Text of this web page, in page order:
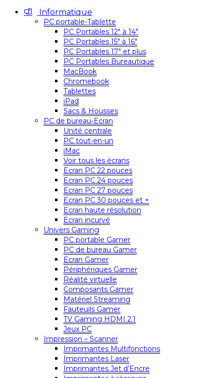
Informatique
PC portable-Tablette
PC Portables 12″ à 14″
PC Portables 15″ à 16″
PC Portables 17″ et plus
PC Portables Bureautique
MacBook
Chromebook
Tablettes
iPad
Sacs & Housses
PC de bureau-Ecran
Unité centrale
PC tout-en-un
iMac
Voir tous les écrans
Ecran PC 22 pouces
Ecran PC 24 pouces
Ecran PC 27 pouces
Ecran PC 30 pouces et +
Ecran haute résolution
Ecran incurvé
Univers Gaming
PC portable Gamer
PC de bureau Gamer
Ecran Gamer
Périphériques Gamer
Réalité virtuelle
Composants Gamer
Matériel Streaming
Fauteuils Gamer
TV Gaming HDMI 2.1
Jeux PC
Impression – Scanner
Imprimantes Multifonctions
Imprimantes Laser
Imprimantes Jet d’Encre